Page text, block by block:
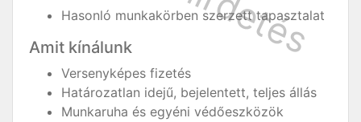
Hasonló munkakörben szerzett tapasztalat
Amit kínálunk
Versenyképes fizetés
Határozatlan idejű, bejelentett, teljes állás
Munkaruha és egyéni védőeszközök